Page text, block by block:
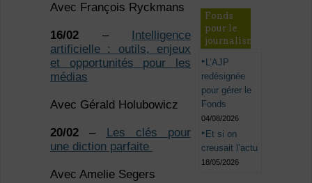
Avec François Ryckmans
16/02–
Intelligence
artificielle : outils, enjeux
et opportunités pour les
médias
Avec Gérald Holubowicz
20/02–
Les clés pour
unediction parfaite
Avec Amelie Segers
Fonds
pour le
journalisme
L’AJP
redésignée
pour gérer le
Fonds
04/08/2026
Et si on
creusait l’actu
18/05/2026